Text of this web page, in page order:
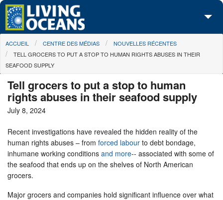
Skip to main content
À propos de nous
Nos campagnes
Centre des Médias
Les Cartes
Passez à l'action
You are here
ACCUEIL CENTRE DES MÉDIAS
NOUVELLES RÉCENTES
TELL GROCERS TO PUT A STOP TO HUMAN RIGHTS ABUSES IN THEIR
SEAFOOD SUPPLY
Tell grocers to put a stop to human
rights abuses in their seafood supply
July 8, 2024
Recent investigations have revealed the hidden reality of the
human rights abuses – from forced labour to debt bondage,
inhumane working conditions and more-- associated with some of
the seafood that ends up on the shelves of North American
grocers.
Major grocers and companies hold significant influence over what